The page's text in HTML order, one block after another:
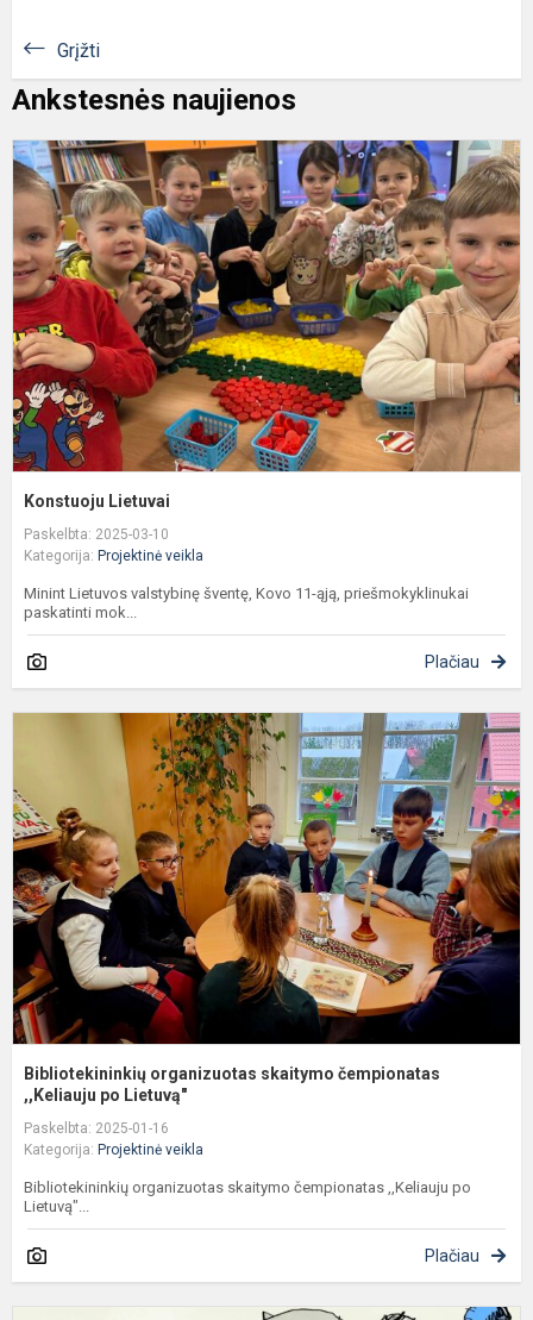
Grįžti
Ankstesnės naujienos
Konstuoju Lietuvai
Paskelbta: 2025-03-10
Kategorija: Projektinė veikla
Minint Lietuvos valstybinę šventę, Kovo 11-ąją, priešmokyklinukai
paskatinti mok...
Plačiau
Bibliotekininkių organizuotas skaitymo čempionatas
,,Keliauju po Lietuvą"
Paskelbta: 2025-01-16
Kategorija: Projektinė veikla
Bibliotekininkių organizuotas skaitymo čempionatas ,,Keliauju po
Lietuvą"...
Plačiau